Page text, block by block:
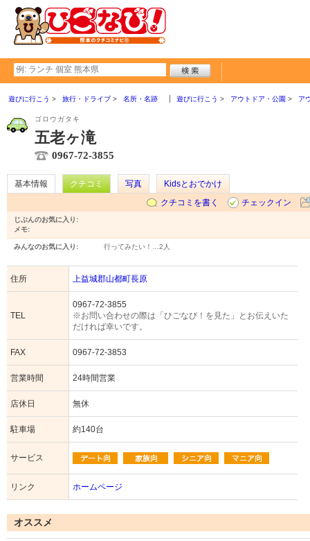
遊びに行こう 旅行・ドライブ 名所・名跡 遊びに行こう アウトドア・公園 ア
ゴロウガタキ
五老ヶ滝
0967-72-3855
基本情報 クチコミ 写真
Kidsとおでかけ
クチコミを書く
チェックイン
じぶんのお気に入り:
メモ:
みんなのお気に入り: 行ってみたい！… 2人
住所 上益城郡山都町長原
TEL
0967-72-3855
※お問い合わせの際は「ひごなび！を見た」とお伝えいた
だければ幸いです。
FAX 0967-72-3853
営業時間 24時間営業
店休日 無休
駐車場 約140台
サービス
リンク ホームページ
オススメ